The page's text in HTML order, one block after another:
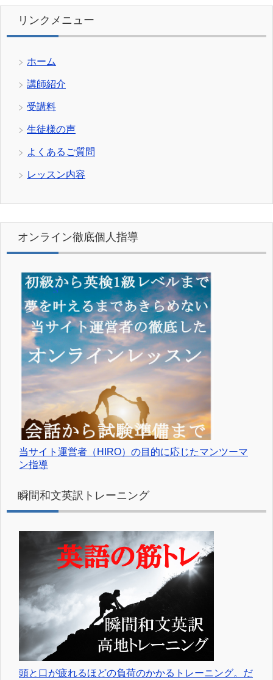
リンクメニュー
ホーム
講師紹介
受講料
生徒様の声
よくあるご質問
レッスン内容
オンライン徹底個人指導
当サイト運営者（HIRO）の目的に応じたマンツーマ
ン指導
瞬間和文英訳トレーニング
頭と口が疲れるほどの負荷のかかるトレーニング。だ